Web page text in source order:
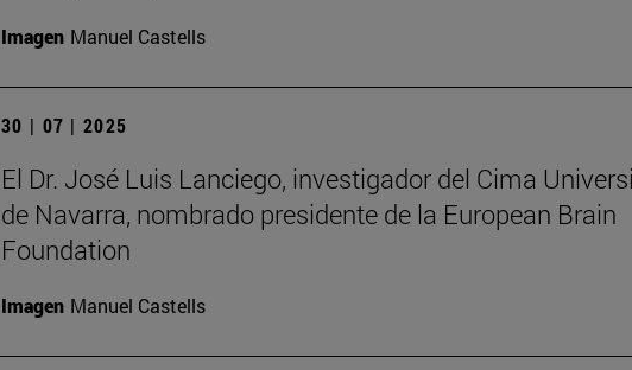
Imagen Manuel Castells
30 | 07 | 2025
El Dr. José Luis Lanciego, investigador del Cima
de Navarra, nombrado presidente de la European Brain
Foundation
Imagen Manuel Castells